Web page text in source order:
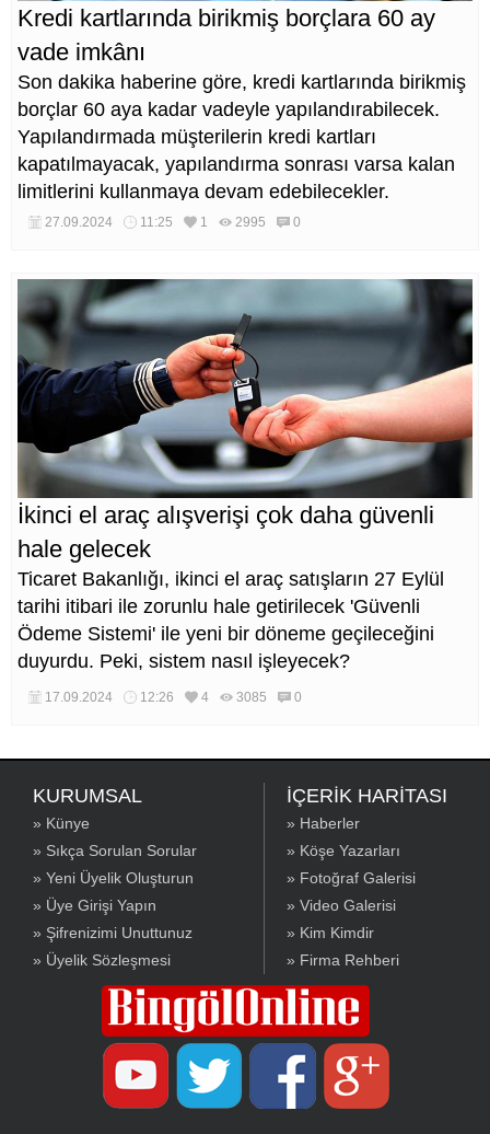
Kredi kartlarında birikmiş borçlara 60 ay
vade imkânı
Son dakika haberine göre, kredi kartlarında birikmiş
borçlar 60 aya kadar vadeyle yapılandırabilecek.
Yapılandırmada müşterilerin kredi kartları
kapatılmayacak, yapılandırma sonrası varsa kalan
limitlerini kullanmaya devam edebilecekler.
27.09.2024 11:25 1 2995 0
İkinci el araç alışverişi çok daha güvenli
hale gelecek
Ticaret Bakanlığı, ikinci el araç satışların 27 Eylül
tarihi itibari ile zorunlu hale getirilecek 'Güvenli
Ödeme Sistemi' ile yeni bir döneme geçileceğini
duyurdu. Peki, sistem nasıl işleyecek?
17.09.2024 12:26 4 3085 0
KURUMSAL
» Künye
» Sıkça Sorulan Sorular
» Yeni Üyelik Oluşturun
» Üye Girişi Yapın
» Şifrenizimi Unuttunuz
» Üyelik Sözleşmesi
İÇERİK HARİTASI
» Haberler
» Köşe Yazarları
» Fotoğraf Galerisi
» Video Galerisi
» Kim Kimdir
» Firma Rehberi